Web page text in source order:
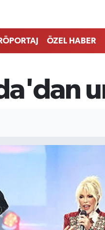
ÖZEL HABER